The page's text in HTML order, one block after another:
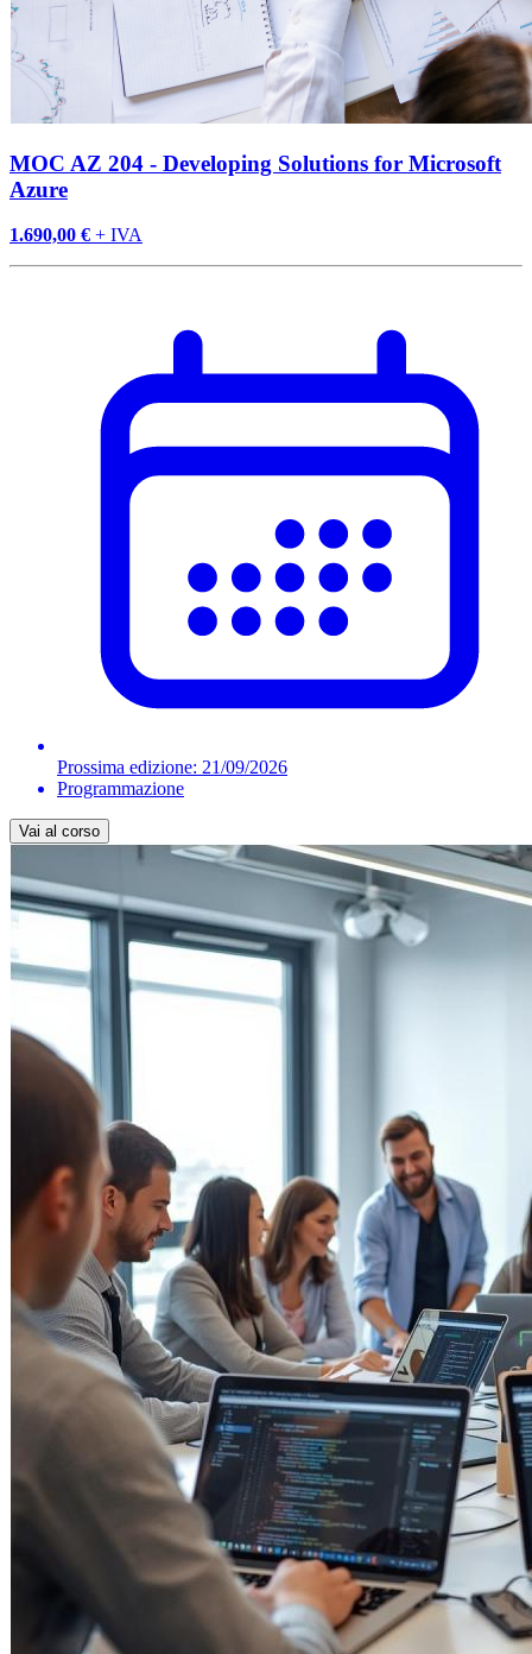
MOC AZ 204 - Developing Solutions for Microsoft
Azure
1.690,00 € + IVA
Prossima edizione: 21/09/2026
Programmazione
Vai al corso